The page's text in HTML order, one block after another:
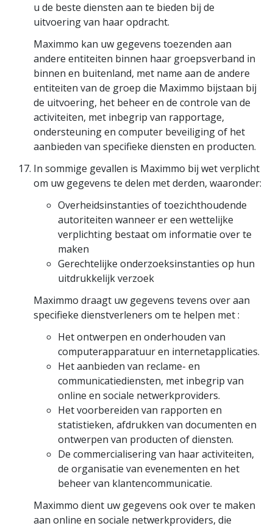
u de beste diensten aan te bieden bij de
uitvoering van haar opdracht.
Maximmo kan uw gegevens toezenden aan
andere entiteiten binnen haar groepsverband in
binnen en buitenland, met name aan de andere
entiteiten van de groep die Maximmo bijstaan bij
de uitvoering, het beheer en de controle van de
activiteiten, met inbegrip van rapportage,
ondersteuning en computer beveiliging of het
aanbieden van specifieke diensten en producten.
In sommige gevallen is Maximmo bij wet verplicht
om uw gegevens te delen met derden, waaronder:
Overheidsinstanties of toezichthoudende
autoriteiten wanneer er een wettelijke
verplichting bestaat om informatie over te
maken
Gerechtelijke onderzoeksinstanties op hun
uitdrukkelijk verzoek
Maximmo draagt uw gegevens tevens over aan
specifieke dienstverleners om te helpen met :
Het ontwerpen en onderhouden van
computerapparatuur en internetapplicaties.
Het aanbieden van reclame- en
communicatiediensten, met inbegrip van
online en sociale netwerkproviders.
Het voorbereiden van rapporten en
statistieken, afdrukken van documenten en
ontwerpen van producten of diensten.
De commercialisering van haar activiteiten,
de organisatie van evenementen en het
beheer van klantencommunicatie.
Maximmo dient uw gegevens ook over te maken
aan online en sociale netwerkproviders, die